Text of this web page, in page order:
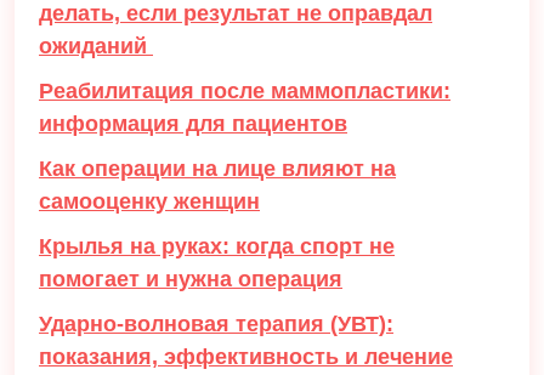
делать, если результат не оправдал
ожиданий
Реабилитация после маммопластики:
информация для пациентов
Как операции на лице влияют на
самооценку женщин
Крылья на руках: когда спорт не
помогает и нужна операция
Ударно-волновая терапия (УВТ):
показания, эффективность и лечение